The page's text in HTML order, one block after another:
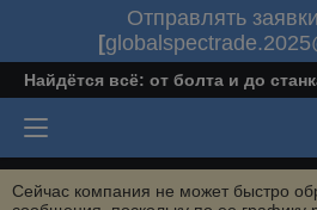
Отправлять
[
Найдётся всё: от болта и до
Сейчас компания не может быстро